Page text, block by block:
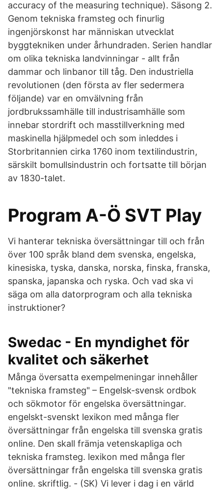
accuracy of the measuring technique). Säsong 2.
Genom tekniska framsteg och finurlig
ingenjörskonst har människan utvecklat
byggtekniken under århundraden. Serien handlar
om olika tekniska landvinningar - allt från
dammar och linbanor till tåg. Den industriella
revolutionen (den första av fler sedermera
följande) var en omvälvning från
jordbrukssamhälle till industrisamhälle som
innebar stordrift och masstillverkning med
maskinella hjälpmedel och som inleddes i
Storbritannien cirka 1760 inom textilindustrin,
särskilt bomullsindustrin och fortsatte till början
av 1830-talet.
Program A-Ö SVT Play
Vi hanterar tekniska översättningar till och från
över 100 språk bland dem svenska, engelska,
kinesiska, tyska, danska, norska, finska, franska,
spanska, japanska och ryska. Och vad ska vi
säga om alla datorprogram och alla tekniska
instruktioner?
Swedac - En myndighet för
kvalitet och säkerhet
Många översatta exempelmeningar innehåller
"tekniska framsteg" – Engelsk-svensk ordbok
och sökmotor för engelska översättningar.
engelskt-svenskt lexikon med många fler
översättningar från engelska till svenska gratis
online. Den skall främja vetenskapliga och
tekniska framsteg. lexikon med många fler
översättningar från engelska till svenska gratis
online. skriftlig. - (SK) Vi lever i dag i en värld